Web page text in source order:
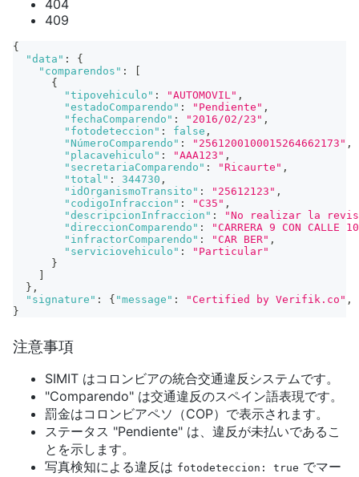
404
409
{
"data" :
{
"comparendos" :
{
"tipovehiculo" : "AUTOMOVIL" ,
"estadoComparendo" : "Pendiente" ,
"fechaComparendo" : "2016/02/23" ,
"fotodeteccion" : false ,
"NúmeroComparendo" : "2561200100015264662173" ,
"placavehiculo" : "AAA123" ,
"secretariaComparendo" : "Ricaurte" ,
"total" : 344730 ,
"idOrganismoTransito" : "25612123" ,
"codigoInfraccion" : "C35" ,
"descripcionInfraccion" :
"No realizar la
"direccionComparendo" :
"CARRERA 9 CON CALLE
"infractorComparendo" : "CAR BER" ,
"serviciovehiculo" :
"Particular"
}
} ,
"signature" : { "message" : "Certified by Verifik.co" ,
}
注意事項
SIMIT はコロンビアの統合交通違反システムです。
"Comparendo" は交通違反のスペイン語表現です。
罰金はコロンビアペソ（COP）で表示されます。
ステータス "Pendiente" は、違反が未払いであるこ
とを示します。
写真検知による違反は fotodeteccion: true でマー